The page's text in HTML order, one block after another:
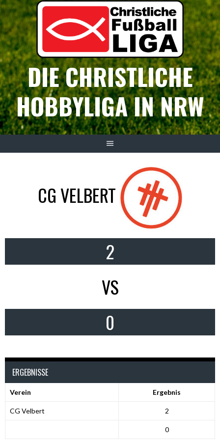
Springe
zum
Inhalt
DIE CHRISTLICHE
HOBBYLIGA IN NRW
CG VELBERT
2
VS
0
ERGEBNISSE
Verein Ergebnis
CG Velbert 2
0